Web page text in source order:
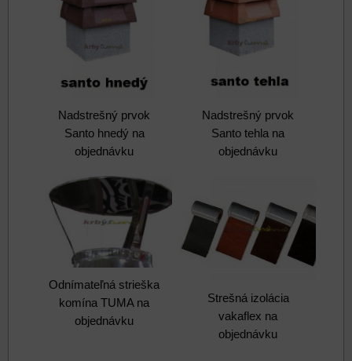
Nadstrešný prvok
Santo hnedý na
objednávku
Nadstrešný prvok
Santo tehla na
objednávku
Odnímateľná strieška
komína TUMA na
objednávku
Strešná izolácia
vakaflex na
objednávku